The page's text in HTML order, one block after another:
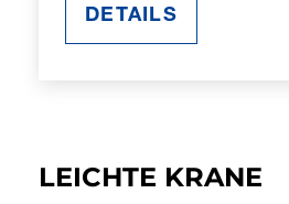
DETAILS
LEICHTE KRANE